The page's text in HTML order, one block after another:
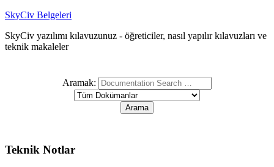
SkyCiv Belgeleri
SkyCiv yazılımı kılavuzunuz - öğreticiler, nasıl yapılır kılavuzları ve
teknik makaleler
Aramak:
Teknik Notlar